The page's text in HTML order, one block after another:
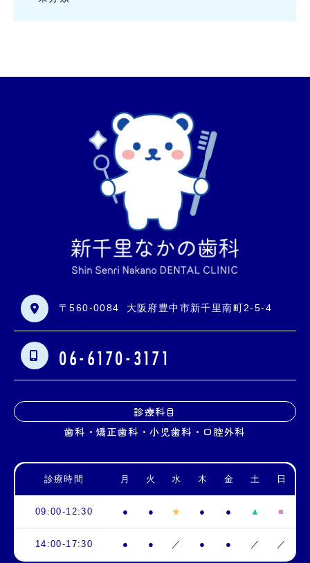
〒560-0084 大阪府豊中市新千里南町2-5-4
06-6170-3171
診療科目
歯科・矯正歯科・小児歯科・口腔外科
診療時間 月 火 水 木 金 土 日
09:00-12:30 ● ● ★ ● ● ▲ ■
14:00-17:30 ● ● ／ ● ● ／ ／